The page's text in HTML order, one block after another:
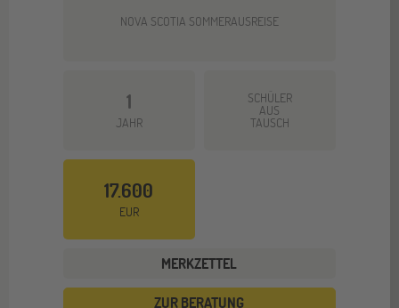
NOVA SCOTIA SOMMERAUSREISE
1
JAHR
SCHÜLER
AUS
TAUSCH
17.600
EUR
MERKZETTEL
ZUR BERATUNG